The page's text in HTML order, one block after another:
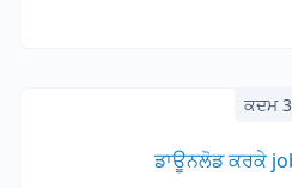
ਕਦਮ 3
ਡਾਊਨਲੋਡ ਕਰਕੇ